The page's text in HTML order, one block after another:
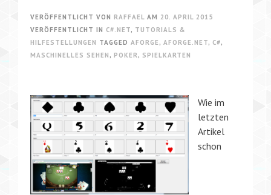
VERÖFFENTLICHT VON RAFFAEL AM 20. APRIL 2015
VERÖFFENTLICHT IN C#.NET, TUTORIALS &
HILFESTELLUNGEN TAGGED AFORGE , AFORGE.NET, C#,
MASCHINELLES SEHEN , POKER, SPIELKARTEN
Wie im
letzten
Artikel
schon